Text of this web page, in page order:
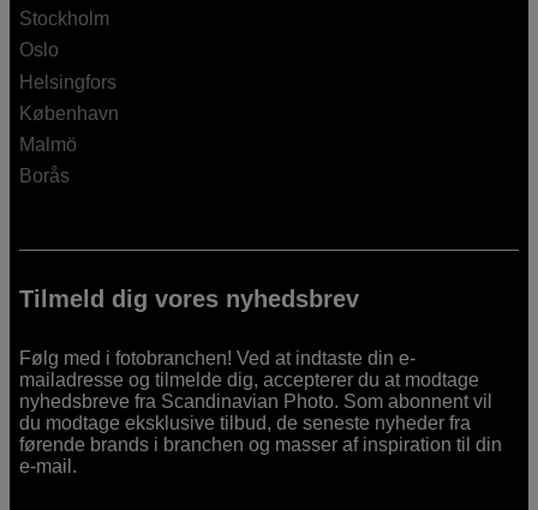
Stockholm
Oslo
Helsingfors
København
Malmö
Borås
Tilmeld dig vores nyhedsbrev
Følg med i fotobranchen! Ved at indtaste din e-
mailadresse og tilmelde dig, accepterer du at modtage
nyhedsbreve fra Scandinavian Photo. Som abonnent vil
du modtage eksklusive tilbud, de seneste nyheder fra
førende brands i branchen og masser af inspiration til din
e-mail.